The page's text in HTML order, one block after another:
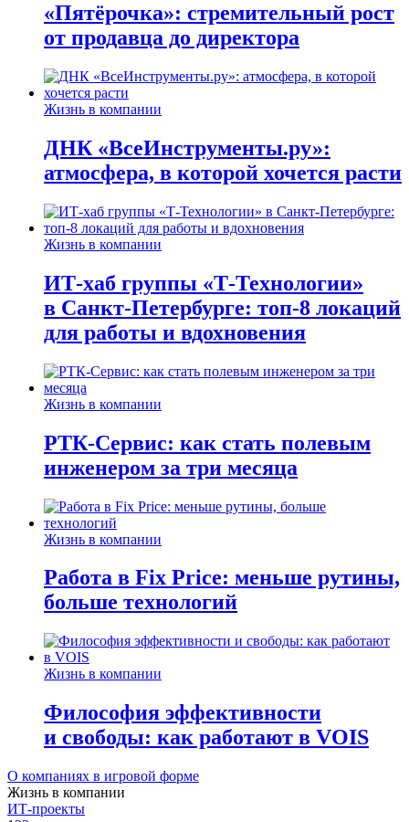
«Пятёрочка»: стремительный рост
от продавца до директора
Жизнь в компании
ДНК «ВсеИнструменты.ру»:
атмосфера, в которой хочется расти
Жизнь в компании
ИТ-хаб группы «Т-Технологии»
в Санкт-Петербурге: топ-8 локаций
для работы и вдохновения
Жизнь в компании
РТК-Сервис: как стать полевым
инженером за три месяца
Жизнь в компании
Работа в Fix Price: меньше рутины,
больше технологий
Жизнь в компании
Философия эффективности
и свободы: как работают в VOIS
О компаниях в игровой форме
Жизнь в компании
ИТ-проекты